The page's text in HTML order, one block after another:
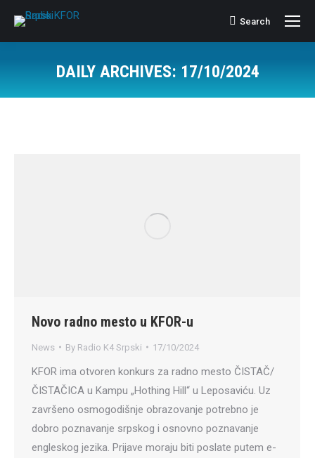
Search:
Search
DAILY ARCHIVES: 17/10/2024
Novo radno mesto u KFOR-u
News By Radio K4 Srpski 17/10/2024
KFOR ima otvoren konkurs za radno mesto ČISTAČ/
ČISTAČICA u Kampu „Hothing Hill“ u Leposaviću. Uz
završeno osmogodišnje obrazovanje potrebno je
dobro poznavanje srpskog i osnovno poznavanje
engleskog jezika. Prijave moraju biti poslate putem e-